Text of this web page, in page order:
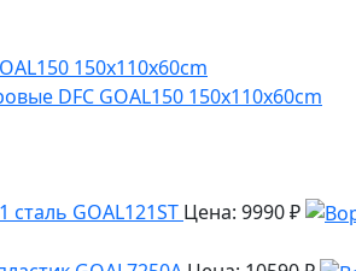
DFC GOAL150 150x110x60cm
сталь GOAL121ST Цена: 9990 ₽